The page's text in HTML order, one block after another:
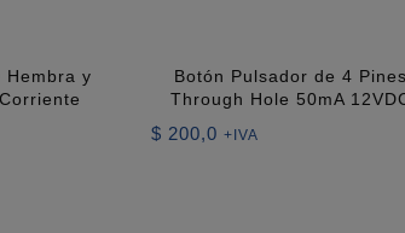
Hembra y
Botón Pulsador de 4 Pines
Through Hole 50mA
$ 200,0 +IVA